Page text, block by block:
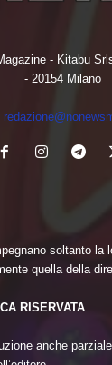
- Kitabu
- 20154 Milano
soltanto la
quella della
RISERVATA
anche